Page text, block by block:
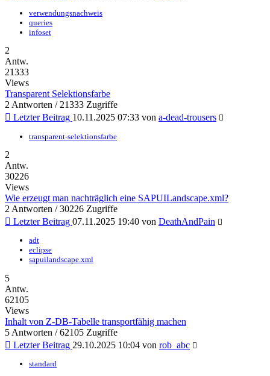
verwendungsnachweis
queries
infoset
2
Antw.
21333
Views
Transparent Selektionsfarbe
2 Antworten / 21333 Zugriffe
Letzter Beitrag 10.11.2025 07:33 von a-dead-trousers
transparent-selektionsfarbe
2
Antw.
30226
Views
Wie erzeugt man nachträglich eine SAPUILandscape.xml?
2 Antworten / 30226 Zugriffe
Letzter Beitrag 07.11.2025 19:40 von DeathAndPain
adt
eclipse
sapuilandscape.xml
5
Antw.
62105
Views
Inhalt von Z-DB-Tabelle transportfähig machen
5 Antworten / 62105 Zugriffe
Letzter Beitrag 29.10.2025 10:04 von rob_abc
standard